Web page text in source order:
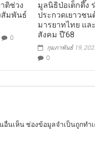
ติช่วง
สัมพันธ์
0
มูลนิธิป่อเต็กตึ๊ง
ประกวดเยาวช
มารยาทไทย แล
สังคม ปี’68
กุมภาพันธ์ 19,
0
อื่นเห็น ช่องข้อมูลจำเป็นถูกทำ